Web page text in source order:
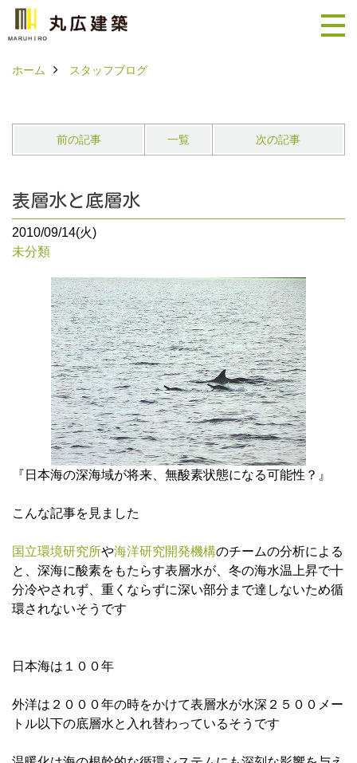
ホーム スタッフブログ
前の記事 一覧 次の記事
表層水と底層水
2010/09/14(火)
未分類
『日本海の深海域が将来、無酸素状態になる可能性？』
こんな記事を見ました
国立環境研究所や海洋研究開発機構のチームの分析による
と、深海に酸素をもたらす表層水が、冬の海水温上昇で十
分冷やされず、重くならずに深い部分まで達しないため循
環されないそうです
日本海は１００年
外洋は２０００年の時をかけて表層水が水深２５００メー
トル以下の底層水と入れ替わっているそうです